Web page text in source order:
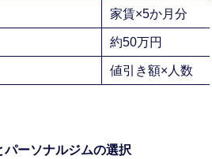
家賃×5か月分
約50万円
値引き額×人数
パーソナルジムの選択